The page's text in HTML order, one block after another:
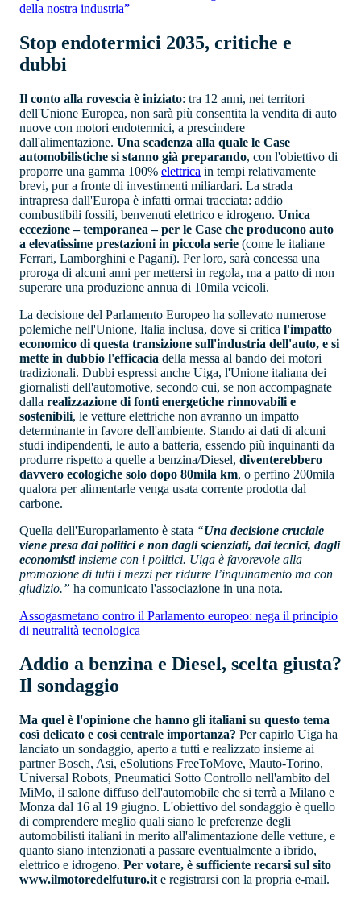
della nostra industria”
Stop endotermici 2035, critiche e
dubbi
Il conto alla rovescia è iniziato: tra 12 anni, nei territori
dell'Unione Europea, non sarà più consentita la vendita di auto
nuove con motori endotermici, a prescindere
dall'alimentazione. Una scadenza alla quale le Case
automobilistiche si stanno già preparando, con l'obiettivo di
proporre una gamma 100% elettrica in tempi relativamente
brevi, pur a fronte di investimenti miliardari. La strada
intrapresa dall'Europa è infatti ormai tracciata: addio
combustibili fossili, benvenuti elettrico e idrogeno. Unica
eccezione – temporanea – per le Case che producono auto
a elevatissime prestazioni in piccola serie (come le italiane
Ferrari, Lamborghini e Pagani). Per loro, sarà concessa una
proroga di alcuni anni per mettersi in regola, ma a patto di non
superare una produzione annua di 10mila veicoli.
La decisione del Parlamento Europeo ha sollevato numerose
polemiche nell'Unione, Italia inclusa, dove si critica l'impatto
economico di questa transizione sull'industria dell'auto, e si
mette in dubbio l'efficacia della messa al bando dei motori
tradizionali. Dubbi espressi anche Uiga, l'Unione italiana dei
giornalisti dell'automotive, secondo cui, se non accompagnate
dalla realizzazione di fonti energetiche rinnovabili e
sostenibili, le vetture elettriche non avranno un impatto
determinante in favore dell'ambiente. Stando ai dati di alcuni
studi indipendenti, le auto a batteria, essendo più inquinanti da
produrre rispetto a quelle a benzina/Diesel, diventerebbero
davvero ecologiche solo dopo 80mila km, o perfino 200mila
qualora per alimentarle venga usata corrente prodotta dal
carbone.
Quella dell'Europarlamento è stata “Una decisione cruciale
viene presa dai politici e non dagli scienziati, dai tecnici, dagli
economistiinsieme con i politici. Uiga è favorevole alla
promozione di tutti i mezzi per ridurre l’inquinamento ma con
giudizio.” ha comunicato l'associazione in una nota.
Assogasmetano contro il Parlamento europeo: nega il principio
di neutralità tecnologica
Addio a benzina e Diesel, scelta giusta?
Il sondaggio
Ma quel è l'opinione che hanno gli italiani su questo tema
così delicato e così centrale importanza? Per capirlo Uiga ha
lanciato un sondaggio, aperto a tutti e realizzato insieme ai
partner Bosch, Asi, eSolutions FreeToMove, Mauto-Torino,
Universal Robots, Pneumatici Sotto Controllo nell'ambito del
MiMo, il salone diffuso dell'automobile che si terrà a Milano e
Monza dal 16 al 19 giugno. L'obiettivo del sondaggio è quello
di comprendere meglio quali siano le preferenze degli
automobilisti italiani in merito all'alimentazione delle vetture, e
quanto siano intenzionati a passare eventualmente a ibrido,
elettrico e idrogeno. Per votare, è sufficiente recarsi sul sito
www.ilmotoredelfuturo.it e registrarsi con la propria e-mail.